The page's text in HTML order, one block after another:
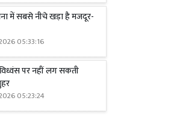
में सबसे नीचे खड़ा है मजदूर-
05:33:16
पर नहीं लग सकती
05:23:24